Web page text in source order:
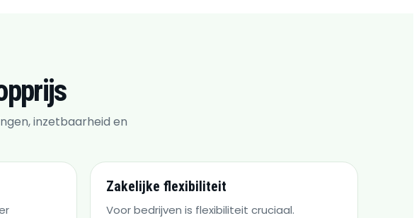
inzetbaarheid en
Zakelijke flexibiliteit
Voor bedrijven is flexibiliteit cruciaal.